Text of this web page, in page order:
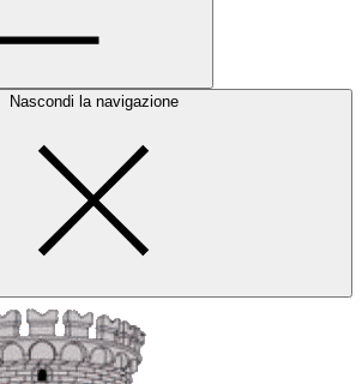
Nascondi la navigazione